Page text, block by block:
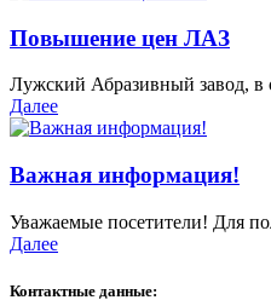
Повышение цен ЛАЗ
Лужский Абразивный завод, в
Далее
Важная информация!
Уважаемые посетители! Для
Далее
Контактные данные: